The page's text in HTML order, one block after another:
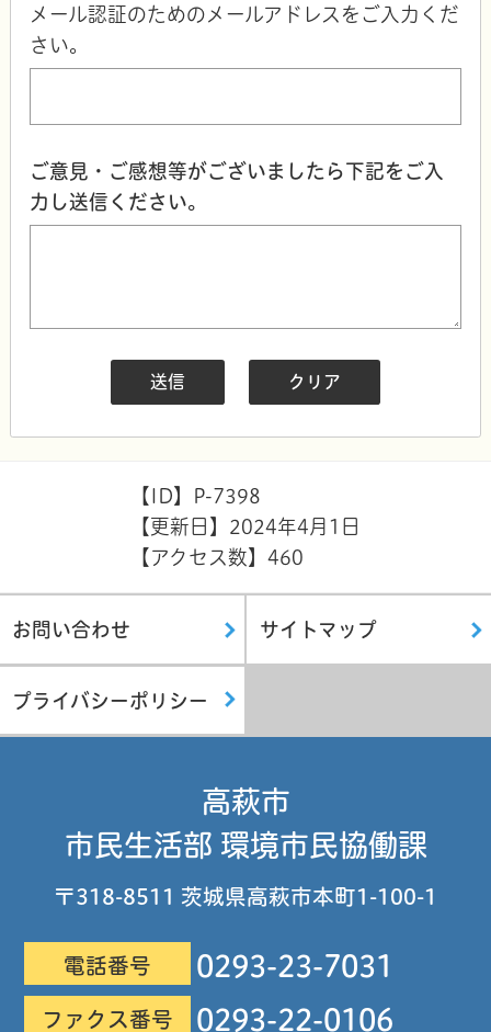
メール認証のためのメールアドレスをご入力くだ
さい。
ご意見・ご感想等がございましたら下記をご入
力し送信ください。
【ID】
P-7398
【更新日】 2024年4月1日
【アクセス数】 460
お問い合わせ サイトマップ
プライバシーポリシー
高萩市
市民生活部 環境市民協働課
〒318-8511 茨城県高萩市本町1-100-1
電話番号 0293-23-7031
ファクス番号 0293-22-0106